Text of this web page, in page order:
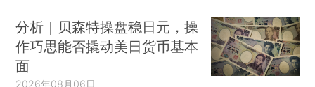
分析｜贝森特操盘稳日元，操
作巧思能否撬动美日货币基本
面
2026年08月06日